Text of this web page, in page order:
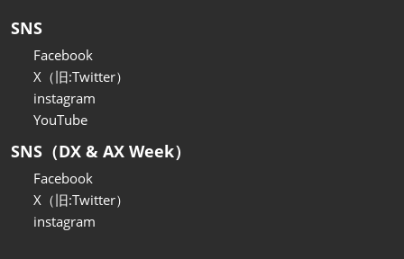
SNS
Facebook
X（旧:Twitter）
instagram
YouTube
SNS（DX & AX Week）
Facebook
X（旧:Twitter）
instagram